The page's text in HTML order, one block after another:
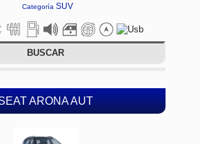
Categoría SUV
BUSCAR
ARONA AUT